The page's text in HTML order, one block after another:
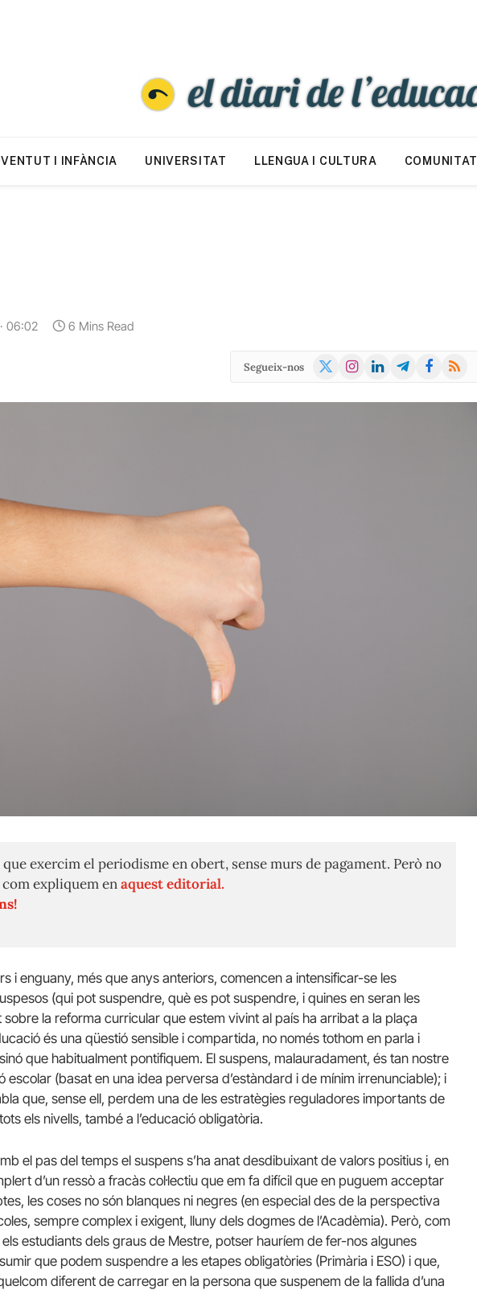
I INFÀNCIA UNIVERSITAT LLENGUA I CULTURA COMUNITAT
06:02 6 Mins Read
Segueix-nos
X
Instagram
LinkedInTelegramFacebook
RSS
exercim el periodisme en obert, sense murs de pagament. Però no
expliquem enaquest editorial.
i enguany, més que anys anteriors, comencen a intensificar-se les
(qui pot suspendre, què es pot suspendre, i quines en seran les
sobre la reforma curricular que estem vivint al país ha arribat a la plaça
és una qüestió sensible i compartida, no només tothom en parla i
que habitualment pontifiquem. El suspens, malauradament, és tan nostre
escolar (basat en una idea perversa d’estàndard i de mínim irrenunciable); i
que, sense ell, perdem una de les estratègies reguladores importants de
els nivells, també a l’educació obligatòria.
el pas del temps el suspens s’ha anat desdibuixant de valors positius i, en
d’un ressò a fracàs col·lectiu que em fa difícil que en puguem acceptar
les coses no són blanques ni negres (en especial des de la perspectiva
sempre complex i exigent, lluny dels dogmes de l’Acadèmia). Però, com
estudiants dels graus de Mestre, potser hauríem de fer-nos algunes
que podem suspendre a les etapes obligatòries (Primària i ESO) i que,
diferent de carregar en la persona que suspenem de la fallida d’una